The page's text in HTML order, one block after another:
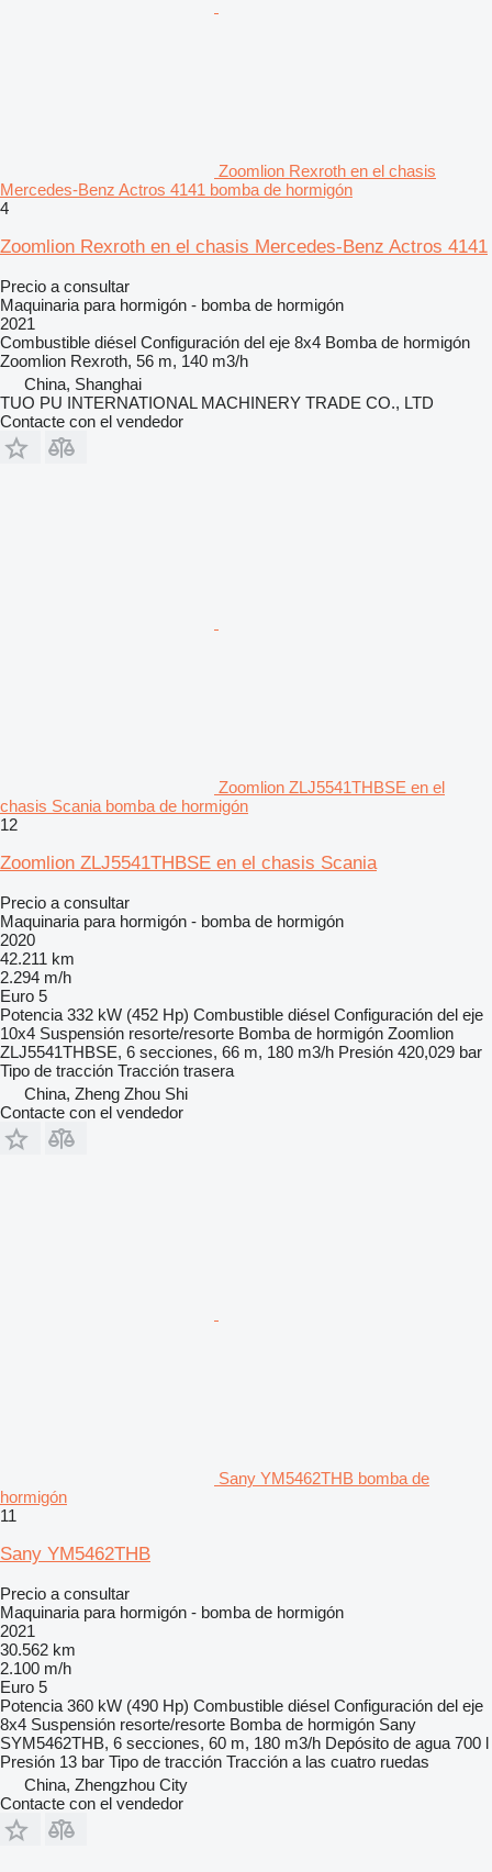
Zoomlion Rexroth en el chasis
Mercedes-Benz Actros 4141 bomba de hormigón
4
Zoomlion Rexroth en el chasis Mercedes-Benz Actros 4141
Precio a consultar
Maquinaria para hormigón - bomba de hormigón
2021
Combustible diésel Configuración del eje 8x4 Bomba de hormigón
Zoomlion Rexroth, 56 m, 140 m3/h
China, Shanghai
TUO PU INTERNATIONAL MACHINERY TRADE CO., LTD
Contacte con el vendedor
Zoomlion ZLJ5541THBSE en el
chasis Scania bomba de hormigón
12
Zoomlion ZLJ5541THBSE en el chasis Scania
Precio a consultar
Maquinaria para hormigón - bomba de hormigón
2020
42.211 km
2.294 m/h
Euro 5
Potencia 332 kW (452 Hp) Combustible diésel Configuración del eje
10x4 Suspensión resorte/resorte Bomba de hormigón Zoomlion
ZLJ5541THBSE, 6 secciones, 66 m, 180 m3/h Presión 420,029 bar
Tipo de tracción Tracción trasera
China, Zheng Zhou Shi
Contacte con el vendedor
Sany YM5462THB bomba de
hormigón
11
Sany YM5462THB
Precio a consultar
Maquinaria para hormigón - bomba de hormigón
2021
30.562 km
2.100 m/h
Euro 5
Potencia 360 kW (490 Hp) Combustible diésel Configuración del eje
8x4 Suspensión resorte/resorte Bomba de hormigón Sany
SYM5462THB, 6 secciones, 60 m, 180 m3/h Depósito de agua 700 l
Presión 13 bar Tipo de tracción Tracción a las cuatro ruedas
China, Zhengzhou City
Contacte con el vendedor